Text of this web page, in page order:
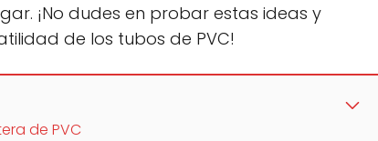
¡No dudes en probar estas ideas y
de los tubos de PVC!
de PVC